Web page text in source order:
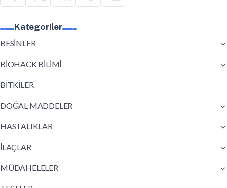
Kategoriler
BESİNLER
BİOHACK BİLİMİ
BİTKİLER
DOĞAL MADDELER
HASTALIKLAR
İLAÇLAR
MÜDAHELELER